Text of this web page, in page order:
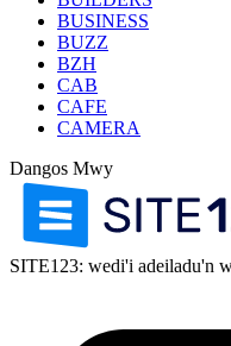
BUSINESS
BUZZ
BZH
CAB
CAFE
CAMERA
Dangos Mwy
SITE123: wedi'i adeiladu'n